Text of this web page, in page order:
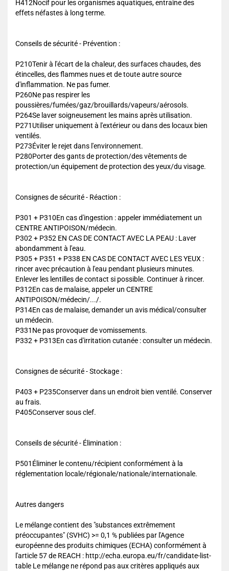
H412Nocif pour les organismes aquatiques, entraîne des
effets néfastes à long terme.
Conseils de sécurité - Prévention :
P210Tenir à l'écart de la chaleur, des surfaces chaudes, des
étincelles, des flammes nues et de toute autre source
d'inflammation. Ne pas fumer.
P260Ne pas respirer les
poussières/fumées/gaz/brouillards/vapeurs/aérosols.
P264Se laver soigneusement les mains après utilisation.
P271Utiliser uniquement à l'extérieur ou dans des locaux bien
ventilés.
P273Éviter le rejet dans l'environnement.
P280Porter des gants de protection/des vêtements de
protection/un équipement de protection des yeux/du visage.
Consignes de sécurité - Réaction :
P301 + P310En cas d'ingestion : appeler immédiatement un
CENTRE ANTIPOISON/médecin.
P302 + P352 EN CAS DE CONTACT AVEC LA PEAU : Laver
abondamment à l'eau.
P305 + P351 + P338 EN CAS DE CONTACT AVEC LES YEUX :
rincer avec précaution à l'eau pendant plusieurs minutes.
Enlever les lentilles de contact si possible. Continuer à rincer.
P312En cas de malaise, appeler un CENTRE
ANTIPOISON/médecin/.../.
P314En cas de malaise, demander un avis médical/consulter
un médecin.
P331Ne pas provoquer de vomissements.
P332 + P313En cas d'irritation cutanée : consulter un médecin.
Consignes de sécurité - Stockage :
P403 + P235Conserver dans un endroit bien ventilé. Conserver
au frais.
P405Conserver sous clef.
Conseils de sécurité - Élimination :
P501Éliminer le contenu/récipient conformément à la
réglementation locale/régionale/nationale/internationale.
Autres dangers
Le mélange contient des "substances extrêmement
préoccupantes" (SVHC) >= 0,1 % publiées par l'Agence
européenne des produits chimiques (ECHA) conformément à
l'article 57 de REACH : http://echa.europa.eu/fr/candidate-list-
table Le mélange ne répond pas aux critères appliqués aux